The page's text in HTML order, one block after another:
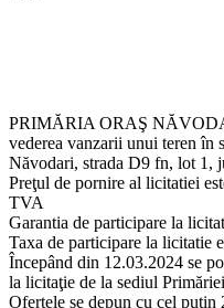
PRIMĂRIA ORAŞ
vederea vanzarii unui teren în
Năvodari, strada D9 fn, lot 1,
Preţul de pornire al licitatiei
TVA
Garantia de participare la
Taxa de participare la licitatie
Începând din 12.03.2024 se
la licitaţie de la sediul
Ofertele se depun cu cel putin